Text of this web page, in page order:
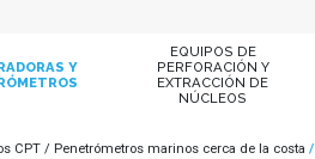
Y
EQUIPOS DE
PERFORACIÓN Y
EXTRACCIÓN DE
NÚCLEOS
CPT Penetrómetros marinos cerca de la costa